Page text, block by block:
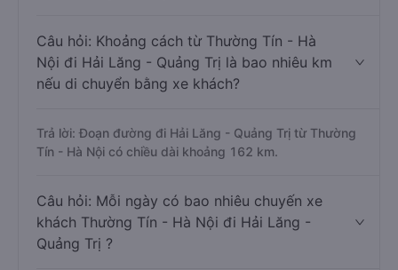
Câu hỏi: Khoảng cách từ Thường Tín - Hà
Nội đi Hải Lăng - Quảng Trị là bao nhiêu km
nếu di chuyển bằng xe khách?
Trả lời: Đoạn đường đi Hải Lăng - Quảng Trị từ Thường
Tín - Hà Nội có chiều dài khoảng 162 km.
Câu hỏi: Mỗi ngày có bao nhiêu chuyến xe
khách Thường Tín - Hà Nội đi Hải Lăng -
Quảng Trị ?